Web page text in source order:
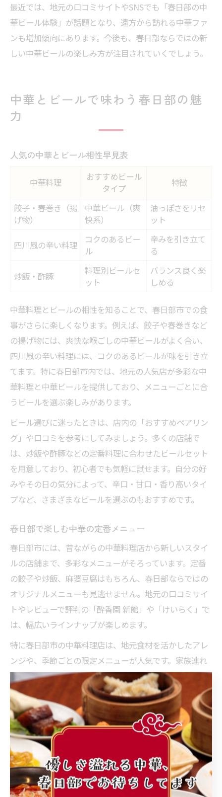
最近では、地元の口コミサイトやSNSでも「春日部の中
華ビール体験」が話題となり、遠方から訪れる中華ファ
ンも増加傾向にあります。今後も、春日部ならではの新
しい中華ビールの楽しみ方が注目されていくでしょう。
中華とビールで味わう春日部の魅
力
人気の中華とビール相性早見表
中華料理
おすすめビール
タイプ
特徴
餃子・春巻き（揚
げ物）
中華ビール（爽
快系）
油っぽさをリセ
ット
四川風の辛い料理
コクのあるビー
ル
辛みを引き立て
る
炒飯・酢豚
料理別ビールセ
ット
バランス良く楽
しめる
中華料理とビールの相性を知ることで、春日部市での食
事がさらに楽しくなります。例えば、餃子や春巻きなど
の揚げ物には、爽快な喉ごしの中華ビールがよく合い、
四川風の辛い料理には、コクのあるビールが味を引き立
てます。特に春日部市内では、地元の人気店が多彩な中
華料理と中華ビールを提供しており、メニューごとに合
うビールを選ぶ楽しみがあります。
ビール選びに迷ったときは、店内の「おすすめペアリン
グ」や口コミを参考にしてみましょう。多くの店舗で
は、炒飯や酢豚などの定番料理に合わせたビールセット
を用意しており、初心者でも気軽に試せます。自分の好
みやその日の気分によって、辛口・甘口・香り高いタイ
プなど、さまざまなビールを選ぶのもおすすめです。
春日部で楽しむ中華の定番メニュー
春日部市には、昔ながらの中華料理店から新しいスタイ
ルの店舗まで、多彩なメニューがそろっています。定番
の餃子や炒飯、麻婆豆腐はもちろん、春日部ならではの
オリジナルメニューも見逃せません。地元の口コミサイ
トやレビューで評判の「酔香園 新館」や「けいらく」で
は、幅広いラインナップが楽しめます。
特に春日部市の中華料理店は、地元食材を活かしたアレ
ンジや、季節ごとの限定メニューが人気です。家族連れ
やグループにも嬉しい食べ放題コースや、宴会向けセッ
トも充実。注文時には辛さやボリュームの調整ができる
店舗も多く、自分好みの一皿に仕上げてもらえるのが魅
力です。
中華ビールを選ぶときのポイント
料理タイプ ビールの特徴
おすすめポイ
ント